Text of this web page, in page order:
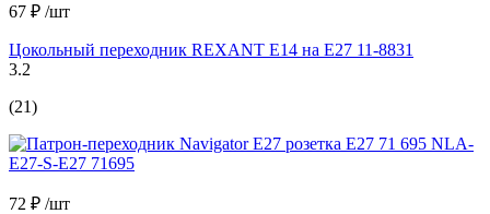
67 ₽ /шт
Цокольный переходник REXANT Е14 на Е27 11-8831
3.2
(21)
72 ₽ /шт